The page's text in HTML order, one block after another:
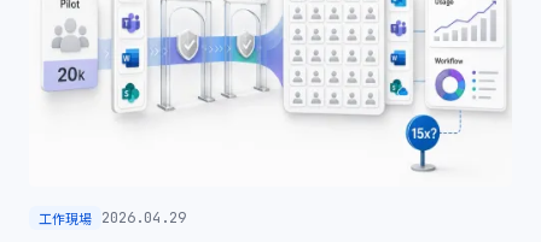
工作現場 2026.04.29